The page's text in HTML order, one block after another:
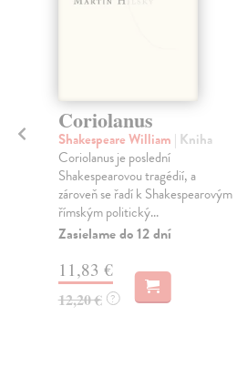
Coriolanus
Shakespeare William | Kniha
Coriolanus je poslední
Shakespearovou tragédií, a
zároveň se řadí k Shakespearovým
římským politický...
Zasielame do 12 dní
11,83 €
12,20 € ?